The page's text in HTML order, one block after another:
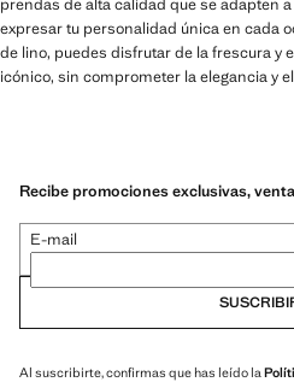
prendas de alta calidad que se adapten
expresar tu personalidad única en cada
de lino, puedes disfrutar de la frescura y
icónico, sin comprometer la elegancia y
Recibe promociones exclusivas,
E-mail
Al suscribirte, confirmas que has leído la